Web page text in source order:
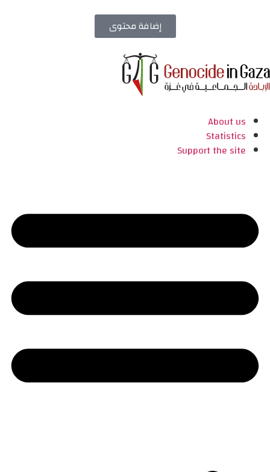
إضافة محتوى
About us
Statistics
Support the site